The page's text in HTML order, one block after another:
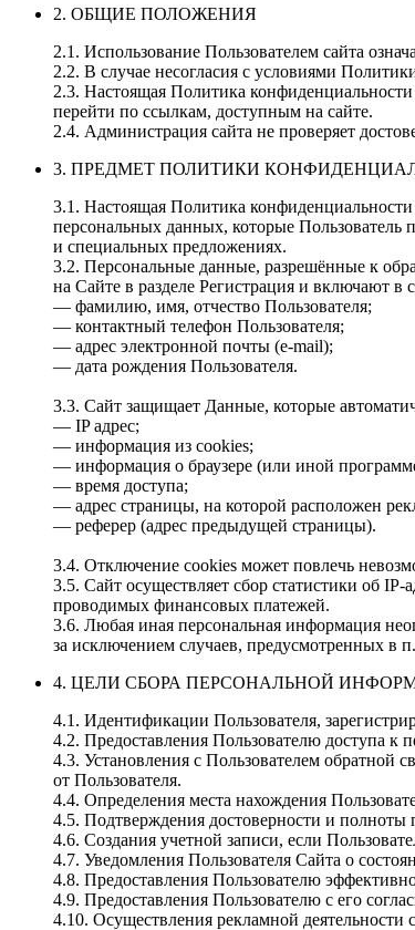
2. ОБЩИЕ ПОЛОЖЕНИЯ
2.1. Использование Пользователем сайта
2.2. В случае несогласия с условиями
2.3. Настоящая Политика конфиденциальности
перейти по ссылкам, доступным на сайте.
2.4. Администрация сайта не проверяет
3. ПРЕДМЕТ ПОЛИТИКИ
3.1. Настоящая Политика
персональных данных, которые Пользователь
и специальных предложениях.
3.2. Персональные данные, разрешённые к
на Сайте в разделе Регистрация и включают
— фамилию, имя, отчество Пользователя;
— контактный телефон Пользователя;
— адрес электронной почты (e‑mail);
— дата рождения Пользователя.
3.3. Сайт защищает Данные, которые
— IP адрес;
— информация из cookies;
— информация о браузере (или иной
— время доступа;
— адрес страницы, на которой расположен
— реферер (адрес предыдущей страницы).
3.4. Отключение cookies может повлечь
3.5. Сайт осуществляет сбор статистики об
проводимых финансовых платежей.
3.6. Любая иная персональная информация
за исключением случаев, предусмотренных в
4. ЦЕЛИ СБОРА ПЕРСОНАЛЬНОЙ
4.1. Идентификации Пользователя,
4.2. Предоставления Пользователю доступа к
4.3. Установления с Пользователем обратной
от Пользователя.
4.4. Определения места нахождения
4.5. Подтверждения достоверности и
4.6. Создания учетной записи, если
4.7. Уведомления Пользователя Сайта о
4.8. Предоставления Пользователю
4.9. Предоставления Пользователю с его
4.10. Осуществления рекламной деятельности